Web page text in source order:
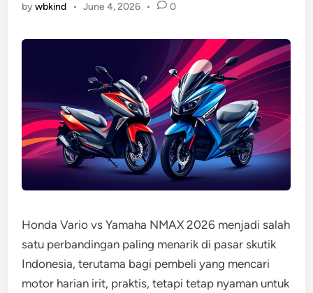
bywbkind • June 4, 2026 • 0
Honda Vario vs Yamaha NMAX 2026 menjadi salah
satu perbandingan paling menarik di pasar skutik
Indonesia, terutama bagi pembeli yang mencari
motor harian irit, praktis, tetapi tetap nyaman untuk